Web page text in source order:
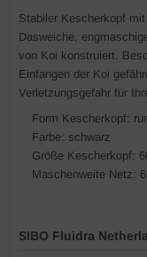
Stabiler Kescherkopf
Dasweiche,
von Koi konstruiert.
Einfangen der Koi
Verletzungsgefahr für
Form Kescherkopf:
Farbe: schwarz
Größe Kescherkopf:
Maschenweite Netz:
SIBO Fluidra